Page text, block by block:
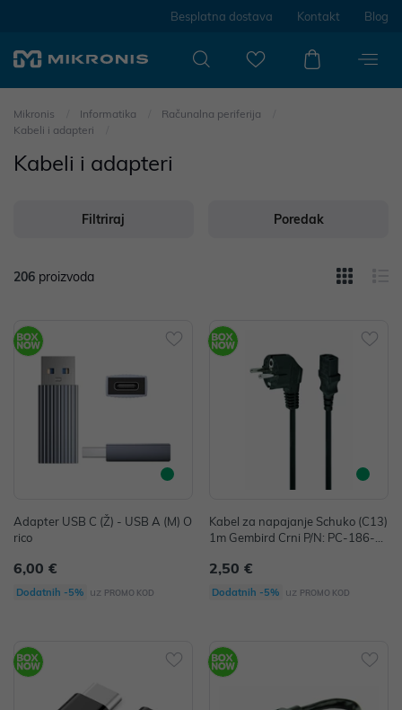
Besplatna dostava Kontakt Blog
Mikronis Informatika
Računalna periferija
Kabeli i adapteri
Kabeli i adapteri
Filtriraj Poredak
206 proizvoda
Adapter USB C (Ž) - USB A (M) O
rico
6,00 €
Dodatnih -5% uz PROMO KOD
Kabel za napajanje Schuko (C13)
1m Gembird Crni P/N: PC-186-1
2,50 €
Dodatnih -5% uz PROMO KOD